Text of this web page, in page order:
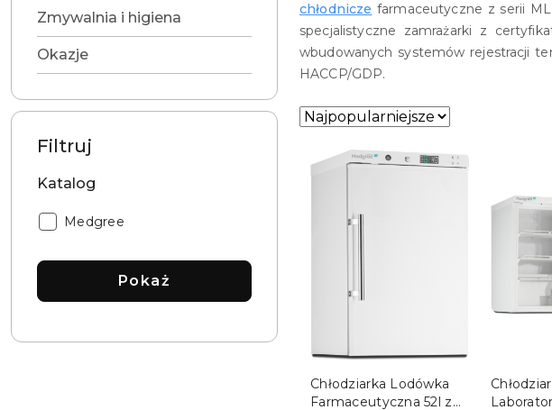
Zmywalnia i higiena
Okazje
Filtruj
Katalog
Katalog:
Medgree
Pokaż
chłodnicze farmaceutyczne z serii
specjalistyczne zamrażarki z
wbudowanych systemów rejestracji
HACCP/GDP.
Zastosowano
Najpopularniejsze.
Sortuj
Chłodziarka Lodówka
Farmaceutyczna 52l z
DO KOSZYKA